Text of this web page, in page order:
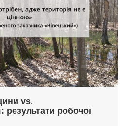
vs.
результати робочої